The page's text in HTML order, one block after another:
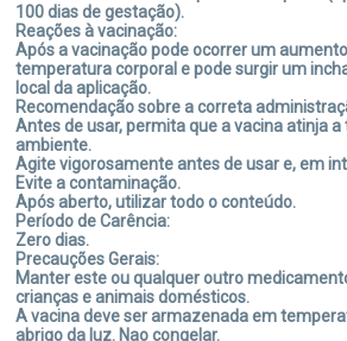
100 dias de gestação).
Reações à vacinação:
Após a vacinação pode ocorrer um
temperatura corporal e pode surgir um
local da aplicação.
Recomendação sobre a correta
Antes de usar, permita que a vacina atinja
ambiente.
Agite vigorosamente antes de usar e, em
Evite a contaminação.
Após aberto, utilizar todo o conteúdo.
Período de Carência:
Zero dias.
Precauções Gerais:
Manter este ou qualquer outro
crianças e animais domésticos.
A vacina deve ser armazenada em
abrigo da luz. Nao congelar.